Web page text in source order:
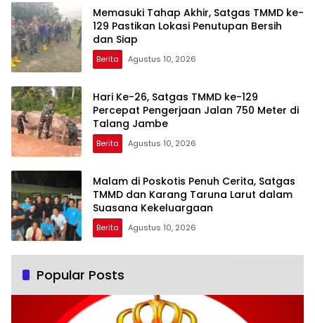
Memasuki Tahap Akhir, Satgas TMMD ke-
129 Pastikan Lokasi Penutupan Bersih
dan Siap
Berita Agustus 10, 2026
Hari Ke-26, Satgas TMMD ke-129
Percepat Pengerjaan Jalan 750 Meter di
Talang Jambe
Berita Agustus 10, 2026
Malam di Poskotis Penuh Cerita, Satgas
TMMD dan Karang Taruna Larut dalam
Suasana Kekeluargaan
Berita Agustus 10, 2026
Popular Posts